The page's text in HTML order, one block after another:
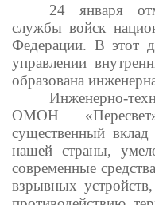
24 января
службы войск
Федерации. В этот
управлении
образована
Инженерно-
ОМОН
существенный вклад
нашей страны,
современные
взрывных